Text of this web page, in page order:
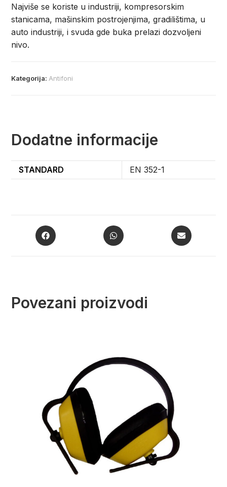
Najviše se koriste u industriji, kompresorskim
stanicama, mašinskim postrojenjima, gradilištima, u
auto industriji, i svuda gde buka prelazi dozvoljeni
nivo.
Kategorija: Antifoni
Dodatne informacije
STANDARD EN 352-1
Povezani proizvodi